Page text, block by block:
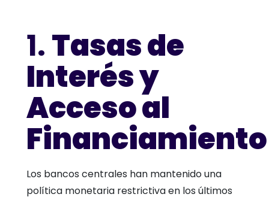
1.Tasas de
Interés y
Acceso al
Financiamiento
Los bancos centrales han mantenido una
política monetaria restrictiva en los últimos